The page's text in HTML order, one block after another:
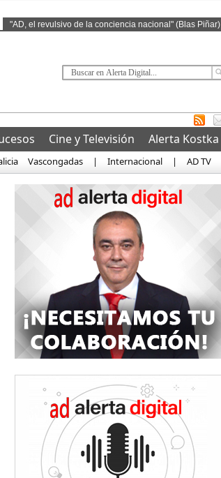
"AD, el revulsivo de la conciencia nacional" (Blas Piñar)
Cine y Televisión
Alerta Kostka
Vascongadas | Internacional | AD TV